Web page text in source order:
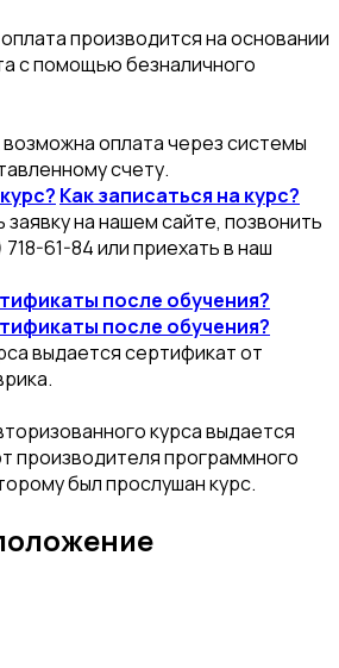
производится на основании
с помощью безналичного
оплата через системы
счету.
Как записаться на курс?
на нашем сайте, позвонить
61-84 или приехать в наш
после обучения?
после обучения?
выдается сертификат от
курса выдается
производителя программного
был прослушан курс.